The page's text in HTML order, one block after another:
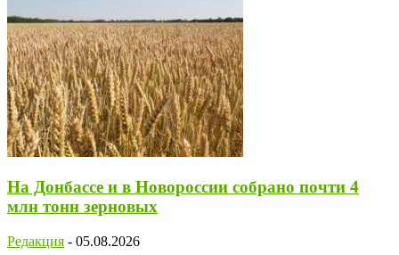
На Донбассе и в Новороссии собрано почти 4
млн тонн зерновых
Редакция - 05.08.2026